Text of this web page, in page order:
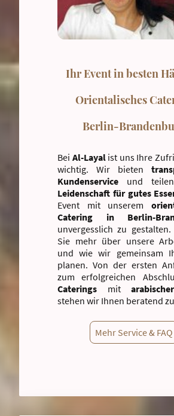
Ihr Event in besten
Orientalisches
Berlin-
Bei Al-Layalist uns Ihre
wichtig. Wir bieten
Kundenservice und
Leidenschaft für gutes
Event mit unserem
Catering in Berlin-
unvergesslich zu
Sie mehr über unsere
und wie wir gemeinsam
planen. Von der ersten
zum erfolgreichen
Caterings mit
stehen wir Ihnen beratend
Mehr Service & FAQ